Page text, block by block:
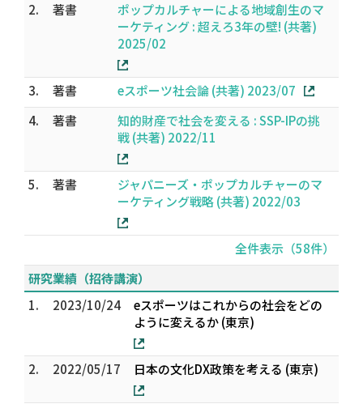
2.
著書
ポップカルチャーによる地域創生のマ
ーケティング : 超えろ3年の壁! (共著)
2025/02
3. 著書
eスポーツ社会論 (共著) 2023/07
4.
著書
知的財産で社会を変える : SSP-IPの挑
戦 (共著) 2022/11
5. 著書
ジャパニーズ・ポップカルチャーのマ
ーケティング戦略 (共著) 2022/03
全件表示（58件）
研究業績（招待講演）
1.
2023/10/24
eスポーツはこれからの社会をどの
ように変えるか (東京)
2. 2022/05/17 日本の文化DX政策を考える (東京)